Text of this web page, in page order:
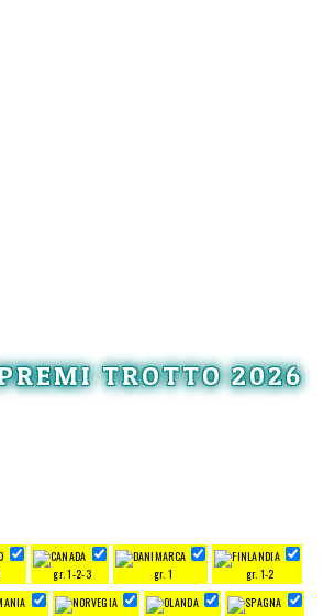
TROTTO 2026
gr. 1-2-3 gr. 1 gr. 1-2